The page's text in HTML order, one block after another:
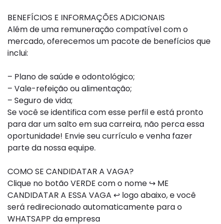
BENEFÍCIOS E INFORMAÇÕES ADICIONAIS
Além de uma remuneração compatível com o
mercado, oferecemos um pacote de benefícios que
inclui:
– Plano de saúde e odontológico;
– Vale-refeição ou alimentação;
– Seguro de vida;
Se você se identifica com esse perfil e está pronto
para dar um salto em sua carreira, não perca essa
oportunidade! Envie seu currículo e venha fazer
parte da nossa equipe.
COMO SE CANDIDATAR A VAGA?
Clique no botão VERDE com o nome ↪ ME
CANDIDATAR A ESSA VAGA ↩ logo abaixo, e você
será redirecionado automaticamente para o
WHATSAPP da empresa